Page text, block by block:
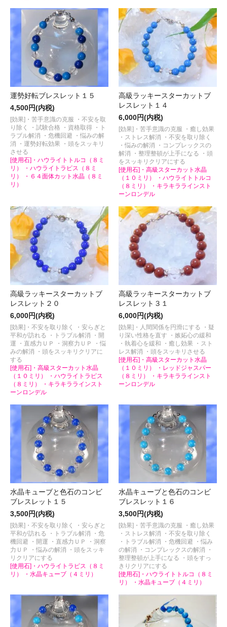
運勢好転ブレスレット１５
4,500円(内税)
[効果]・苦手意識の克服 ・不安を取
り除く ・試験合格 ・資格取得 ・ト
ラブル解消 ・危機回避 ・悩みの解
消 ・運勢好転効果 ・頭をスッキリ
させる
[使用石]・ハウライトトルコ（８ミ
リ） ・ハウライトラピス（８ミ
リ） ・６４面体カット水晶（８ミ
リ）
高級ラッキースターカットブ
レスレット１４
6,000円(内税)
[効果]・苦手意識の克服 ・癒し効果
・ストレス解消 ・不安を取り除く
・悩みの解消 ・コンプレックスの
解消 ・整理整頓が上手になる ・頭
をスッキリクリアにする
[使用石]・高級スターカット水晶
（１０ミリ） ・ハウライトトルコ
（８ミリ） ・キラキララインスト
ーンロンデル
高級ラッキースターカットブ
レスレット２０
6,000円(内税)
[効果]・不安を取り除く ・安らぎと
平和が訪れる ・トラブル解消 ・開
運 ・直感力ＵＰ ・洞察力ＵＰ ・悩
みの解消 ・頭をスッキリクリアに
する
[使用石]・高級スターカット水晶
（１０ミリ） ・ハウライトラピス
（８ミリ） ・キラキララインスト
ーンロンデル
高級ラッキースターカットブ
レスレット３１
6,000円(内税)
[効果]・人間関係を円滑にする ・疑
り深い性格を直す ・嫉妬心の緩和
・執着心を緩和 ・癒し効果 ・スト
レス解消 ・頭をスッキリさせる
[使用石]・高級スターカット水晶
（１０ミリ） ・レッドジャスパー
（８ミリ） ・キラキララインスト
ーンロンデル
水晶キューブと色石のコンビ
ブレスレット１５
3,500円(内税)
[効果]・不安を取り除く ・安らぎと
平和が訪れる ・トラブル解消 ・危
機回避 ・開運 ・直感力ＵＰ ・洞察
力ＵＰ ・悩みの解消 ・頭をスッキ
リクリアにする
[使用石]・ハウライトラピス（８ミ
リ） ・水晶キューブ（４ミリ）
水晶キューブと色石のコンビ
ブレスレット１６
3,500円(内税)
[効果]・苦手意識の克服 ・癒し効果
・ストレス解消 ・不安を取り除く
・トラブル解消 ・危機回避 ・悩み
の解消 ・コンプレックスの解消 ・
整理整頓が上手になる ・頭をすっ
きりクリアにする
[使用石]・ハウライトトルコ（８ミ
リ） ・水晶キューブ（４ミリ）